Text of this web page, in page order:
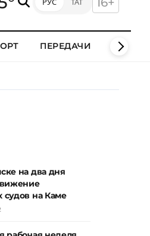
ПЕРЕДАЧИ КЛИПЫ
на два дня
на Каме